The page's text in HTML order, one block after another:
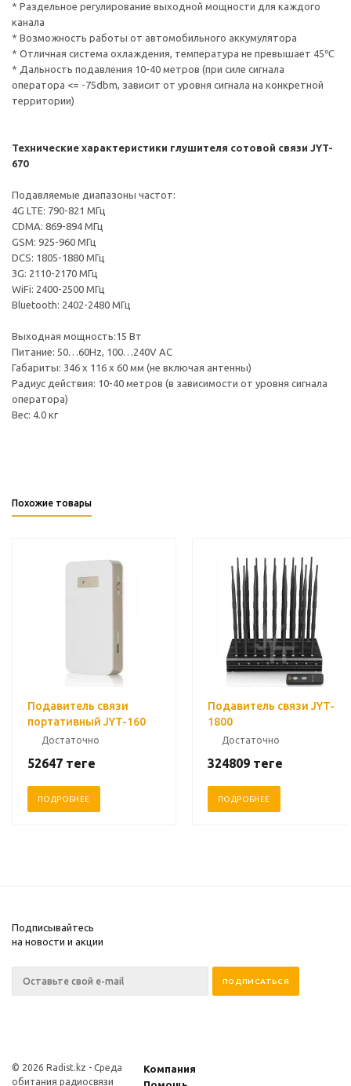
* Раздельное регулирование выходной мощности для каждого
канала
* Возможность работы от автомобильного аккумулятора
* Отличная система охлаждения, температура не превышает 45℃
* Дальность подавления 10-40 метров (при силе сигнала
оператора <= -75dbm, зависит от уровня сигнала на конкретной
территории)
Технические характеристики глушителя сотовой связи JYT-
670
Подавляемые диапазоны частот:
4G LTE: 790-821 МГц
CDMA: 869-894 МГц
GSM: 925-960 МГц
DCS: 1805-1880 МГц
3G: 2110-2170 МГц
WiFi: 2400-2500 МГц
Bluetooth: 2402-2480 МГц
Выходная мощность:15 Вт
Питание: 50…60Hz, 100…240V AC
Габариты: 346 х 116 х 60 мм (не включая антенны)
Радиус действия: 10-40 метров (в зависимости от уровня сигнала
оператора)
Вес: 4.0 кг
Похожие товары
Подавитель связи
портативный JYT-160
Достаточно
52647 теңге
ПОДРОБНЕЕ
Подавитель связи JYT-
1800
Достаточно
324809 теңге
ПОДРОБНЕЕ
Подписывайтесь
на новости и акции
© 2026 Radist.kz - Среда
обитания радиосвязи
Компания